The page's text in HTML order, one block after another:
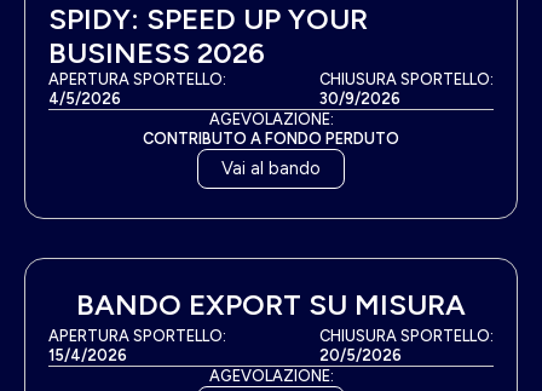
SPIDY: SPEED UP YOUR
BUSINESS 2026
APERTURA SPORTELLO:
4/5/2026
CHIUSURA SPORTELLO:
30/9/2026
AGEVOLAZIONE:
CONTRIBUTO A FONDO PERDUTO
Vai al bando
BANDO EXPORT SU MISURA
APERTURA SPORTELLO:
15/4/2026
CHIUSURA SPORTELLO:
20/5/2026
AGEVOLAZIONE: